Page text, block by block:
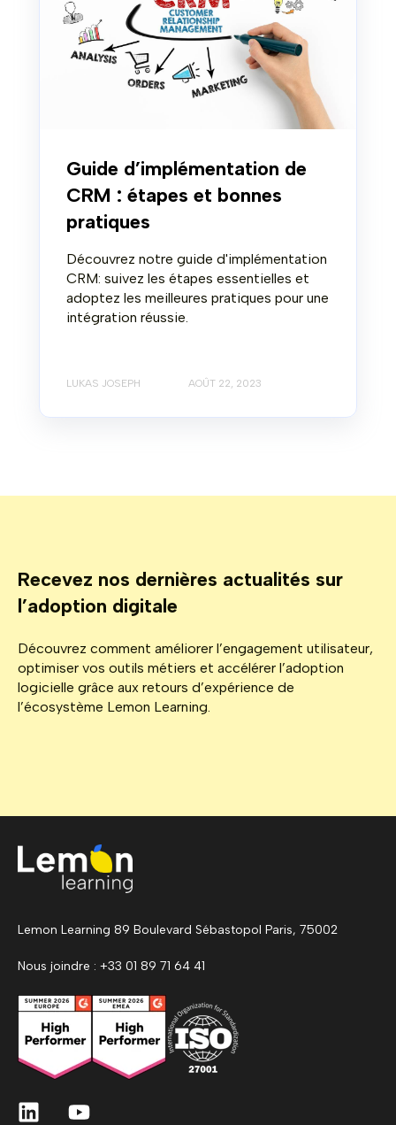
Guide d’implémentation de
CRM : étapes et bonnes
pratiques
Découvrez notre guide d'implémentation
CRM: suivez les étapes essentielles et
adoptez les meilleures pratiques pour une
intégration réussie.
LUKAS JOSEPH AOÛT 22, 2023
Recevez nos dernières actualités sur
l’adoption digitale
Découvrez comment améliorer l’engagement utilisateur,
optimiser vos outils métiers et accélérer l’adoption
logicielle grâce aux retours d’expérience de
l’écosystème Lemon Learning.
Lemon Learning 89 Boulevard Sébastopol Paris, 75002
Nous joindre : +33 01 89 71 64 41